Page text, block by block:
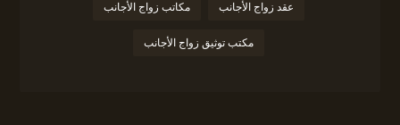
عقد زواج الأجانب مكاتب زواج الأجانب
مكتب توثيق زواج الأجانب